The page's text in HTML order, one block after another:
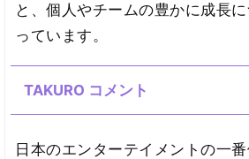
と、個人やチームの豊かに成長
っています。
TAKURO コメント
日本のエンターテイメントの一